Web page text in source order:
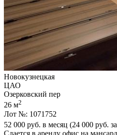
Новокузнецкая
ЦАО
Озерковский пер
26 м2
Лот №: 1071752
52 000 руб. в месяц (24 000 руб.
Сдается в аренду офис на